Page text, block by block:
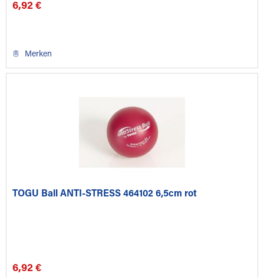
6,92 €
Merken
TOGU Ball ANTI-STRESS 464102 6,5cm rot
6,92 €